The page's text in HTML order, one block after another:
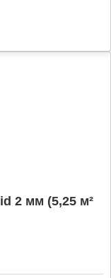
2 мм (5,25 м²